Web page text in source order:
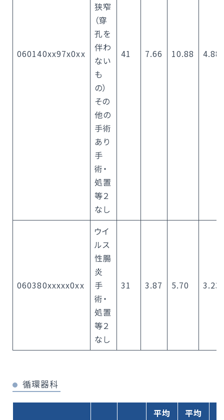
060140xx97x0xx
狭窄
（穿
孔を
伴わ
ない
も
の）
その
他の
手術
あり
手
術・
処置
等２
なし
41 7.66 10.88 4.88
060380xxxxx0xx
ウイ
ルス
性腸
炎
手
術・
処置
等２
なし
31 3.87 5.70 3.23
循環器科
平均
平均